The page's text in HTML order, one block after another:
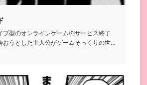
ブ型のオンラインゲームのサービス終了
おうとした主人公がゲームそっくりの世